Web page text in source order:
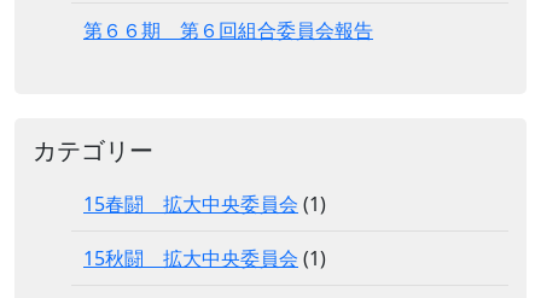
第６６期 第６回組合委員会報告
カテゴリー
15春闘 拡大中央委員会 (1)
15秋闘 拡大中央委員会 (1)